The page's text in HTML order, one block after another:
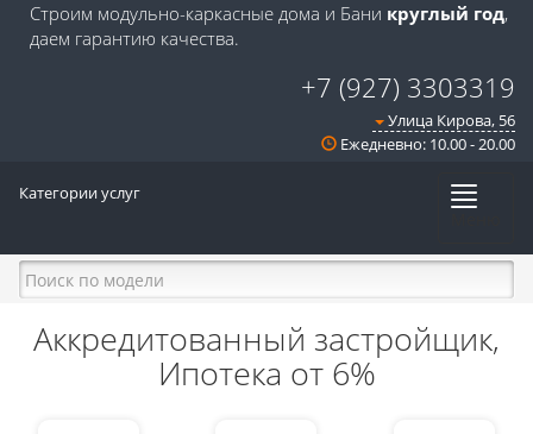
Строим модульно-каркасные дома и Бани круглый год,
даем гарантию качества.
+7 (927) 3303319
Улица Кирова, 56
Ежедневно: 10.00 - 20.00
Категории услуг
Аккредитованный застройщик,
Ипотека от 6%